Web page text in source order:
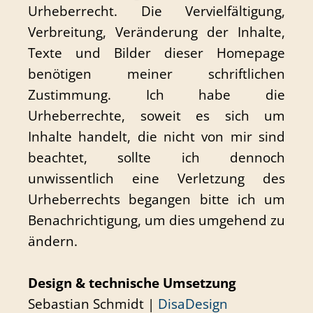
Urheberrecht. Die Vervielfältigung,
Verbreitung, Veränderung der Inhalte,
Texte und Bilder dieser Homepage
benötigen meiner schriftlichen
Zustimmung. Ich habe die
Urheberrechte, soweit es sich um
Inhalte handelt, die nicht von mir sind
beachtet, sollte ich dennoch
unwissentlich eine Verletzung des
Urheberrechts begangen bitte ich um
Benachrichtigung, um dies umgehend zu
ändern.
Design & technische Umsetzung
Sebastian Schmidt | DisaDesign